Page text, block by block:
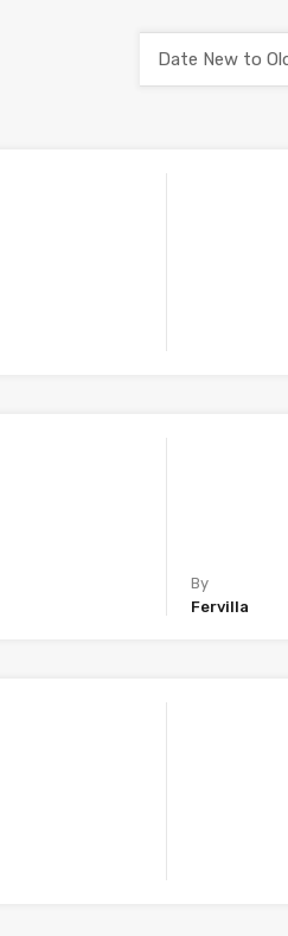
Date New to
By
Fervilla